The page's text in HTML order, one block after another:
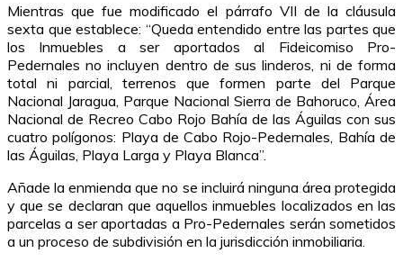
Mientras que fue modificado el párrafo VII de la cláusula
sexta que establece: “Queda entendido entre las partes que
los Inmuebles a ser aportados al Fideicomiso Pro-
Pedernales no incluyen dentro de sus linderos, ni de forma
total ni parcial, terrenos que formen parte del Parque
Nacional Jaragua, Parque Nacional Sierra de Bahoruco, Área
Nacional de Recreo Cabo Rojo Bahía de las Águilas con sus
cuatro polígonos: Playa de Cabo Rojo-Pedernales, Bahía de
las Águilas, Playa Larga y Playa Blanca”.
Añade la enmienda que no se incluirá ninguna área protegida
y que se declaran que aquellos inmuebles localizados en las
parcelas a ser aportadas a Pro-Pedernales serán sometidos
a un proceso de subdivisión en la jurisdicción inmobiliaria.